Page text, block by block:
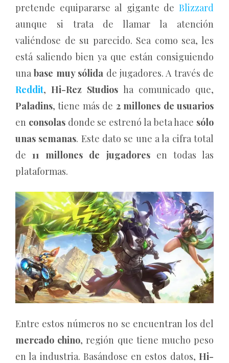
pretende equipararse al gigante de Blizzard
aunque si trata de llamar la atención
valiéndose de su parecido. Sea como sea, les
está saliendo bien ya que están consiguiendo
una base muy sólida de jugadores. A través de
Reddit, Hi-Rez Studios ha comunicado que,
Paladins, tiene más de 2 millones de usuarios
en consolasdonde se estrenó la beta hace sólo
unas semanas. Este dato se une a la cifra total
de11 millones de jugadoresen todas las
plataformas.
Entre estos números no se encuentran los del
mercado chino, región que tiene mucho peso
en la industria. Basándose en estos datos, Hi-